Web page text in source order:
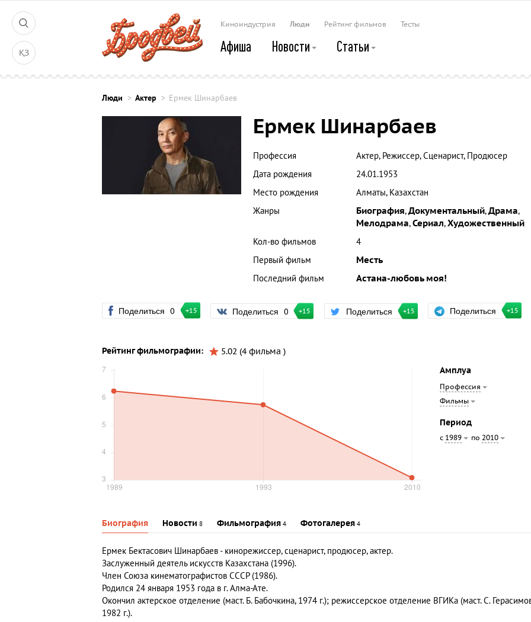
ҚЗ
Киноиндустрия Люди Рейтинг фильмов Тесты
Афиша Новости Статьи
Люди Актер Ермек Шинарбаев
Ермек Шинарбаев
Профессия
Актер, Режиссер, Сценарист, Продюсер
Дата рождения
24.01.1953
Место рождения
Алматы, Казахстан
Жанры
Биография,Документальный,Драма,
Мелодрама,Сериал,Художественный
Кол-во фильмов
4
Первый фильм
Месть
Последний фильм
Астана-любовь моя!
Поделиться 0 +15 Поделиться 0 +15 Поделиться +15 Поделиться +15
Рейтинг фильмографии:
5.02 (4 фильма )
Амплуа
Профессия
Фильмы
Период
с 1989 по 2010
Биография Новости 8 Фильмография 4 Фотогалерея 4
Ермек Бектасович Шинарбаев- кинорежиссер, сценарист, продюсер, актер.
Заслуженный деятель искусств Казахстана (1996).
Член Союза кинематографистов СССР (1986).
Родился 24 января 1953 года в г. Алма-Ате.
Окончил актерское отделение (маст. Б. Бабочкина, 1974 г.); режиссерское отделение ВГИКа (маст. С.
1982 г.).